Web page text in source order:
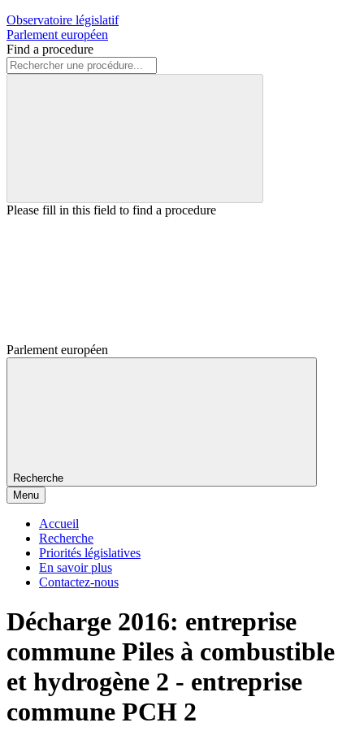
Observatoire législatif
Parlement européen
Find a procedure
Please fill in this field to find a procedure
Parlement européen
Recherche
Menu
Accueil
Recherche
Priorités législatives
En savoir plus
Contactez-nous
Décharge 2016: entreprise
commune Piles à combustible
et hydrogène 2 - entreprise
commune PCH 2